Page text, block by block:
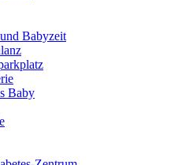
Babyzeit
Baby